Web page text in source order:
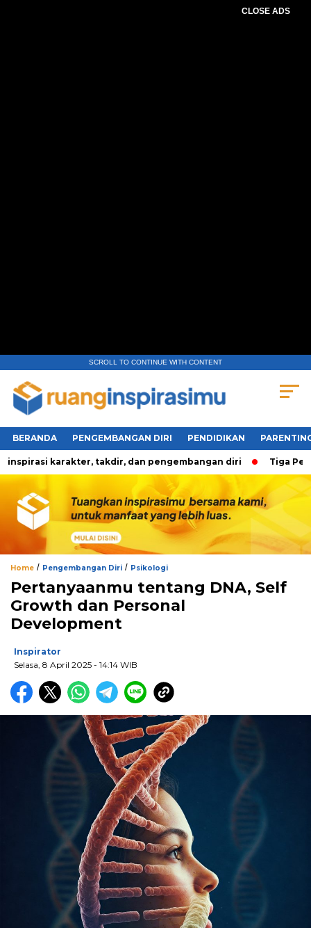
CLOSE ADS
SCROLL TO CONTINUE WITH CONTENT
BERANDA PENGEMBANGAN DIRI PENDIDIKAN
karakter, takdir, dan pengembangan diri Tiga
Home / Pengembangan Diri / Psikologi
Pertanyaanmu tentang DNA, Self
Growth dan Personal
Development
Inspirator
Selasa, 8 April 2025 - 14:14 WIB